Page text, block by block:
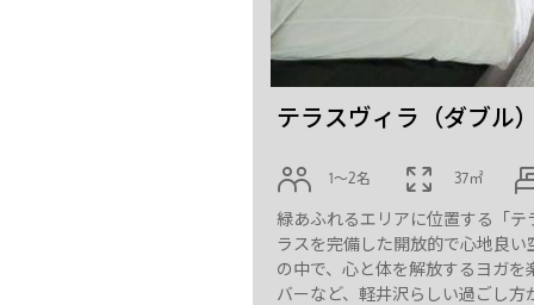
テラスヴィラ（ダブル
1〜2名 37㎡
緑あふれるエリアに位置する「
ラスを完備した開放的で心地良
の中で、心と体を解放するヨガ
バーなど、軽井沢らしい過ごし